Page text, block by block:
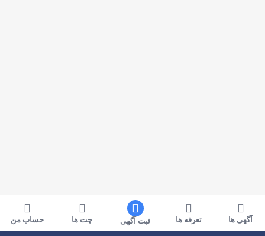
آگهی ها تعرفه ها ثبت آگهی چت ها حساب من